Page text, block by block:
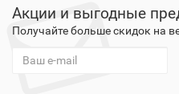
Акции и выгодные
Получайте больше скидок на